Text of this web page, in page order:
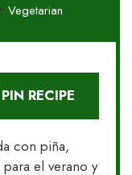
Vegetarian
PIN RECIPE
con piña,
el verano y